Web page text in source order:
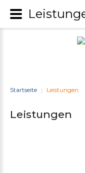
Startseite | Leistungen
Leistungen